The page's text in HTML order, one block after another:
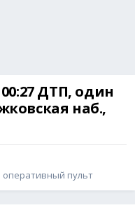
ДТП, один
наб.,
оперативный пульт